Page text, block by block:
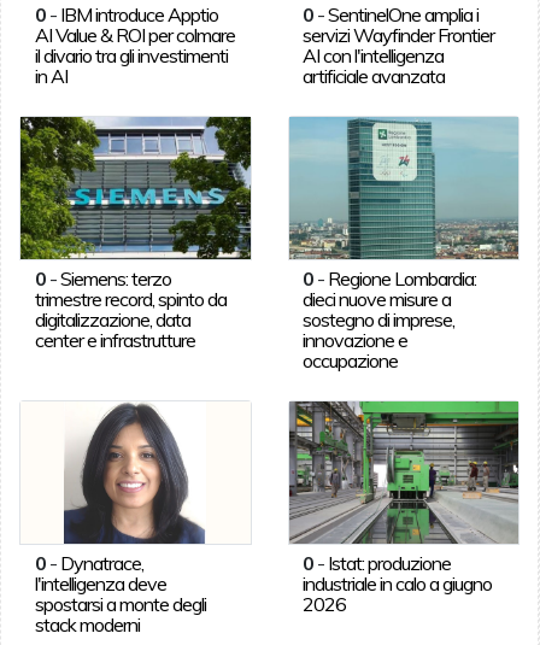
0- IBM introduce Apptio
AI Value & ROI per colmare
il divario tra gli investimenti
in AI
0 -SentinelOne amplia i
servizi Wayfinder Frontier
AI con l'intelligenza
artificiale avanzata
0-Siemens: terzo
trimestre record, spinto da
digitalizzazione, data
center e infrastrutture
0 - Regione Lombardia:
dieci nuove misure a
sostegno di imprese,
innovazione e
occupazione
0- Dynatrace,
l'intelligenza deve
spostarsi a monte degli
stack moderni
0 - Istat: produzione
industriale in calo a giugno
2026